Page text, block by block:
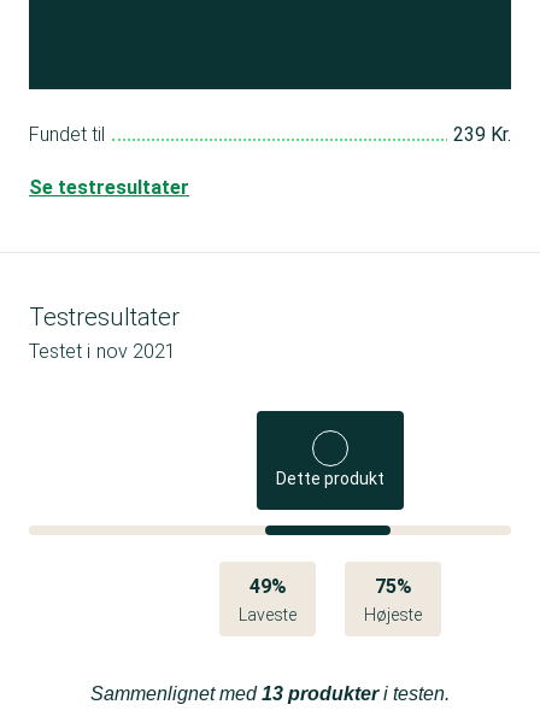
Fundet til 239 Kr.
Se testresultater
Testresultater
Testet i nov 2021
Dette produkt
49%
Laveste
75%
Højeste
Sammenlignet med13 produkteri testen.